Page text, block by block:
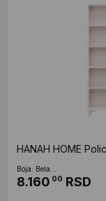
HANAH HOME
Boja: Bela...
8.160 00 RSD